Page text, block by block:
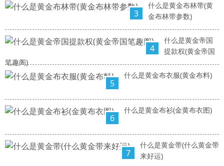
3
什么是黄金布林带(黄
金布林带参数)
4
什么是黄金帝国
提款权(黄金帝国
笔趣阁)
5
什么是黄金布衣服(黄金布料)
6
什么是黄金布衫(金黄布衣图)
7
什么是黄金带(什么黄金带
来好运)